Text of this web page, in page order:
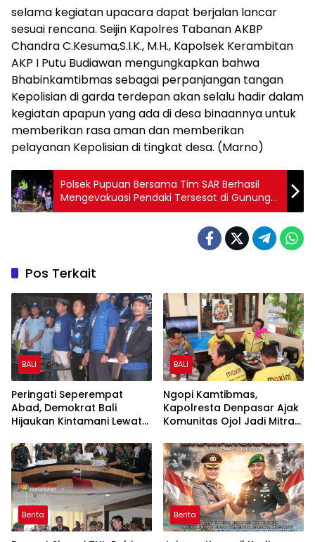
selama kegiatan upacara dapat berjalan lancar
sesuai rencana. Seijin Kapolres Tabanan AKBP
Chandra C.Kesuma,S.I.K., M.H., Kapolsek Kerambitan
AKP I Putu Budiawan mengungkapkan bahwa
Bhabinkamtibmas sebagai perpanjangan tangan
Kepolisian di garda terdepan akan selalu hadir dalam
kegiatan apapun yang ada di desa binaannya untuk
memberikan rasa aman dan memberikan
pelayanan Kepolisian di tingkat desa. (Marno)
Polsek Pupuan Bersama Tim SAR Berhasil
Mengevakuasi Pendaki Tersesat di Gunung
Batukaru
Pos Terkait
BALI
Peringati Seperempat
Abad, Demokrat Bali
Hijaukan Kintamani Lewat
Indonesia ASRI
BALI
Ngopi Kamtibmas,
Kapolresta Denpasar Ajak
Komunitas Ojol Jadi Mitra
Kota
Berita Berita